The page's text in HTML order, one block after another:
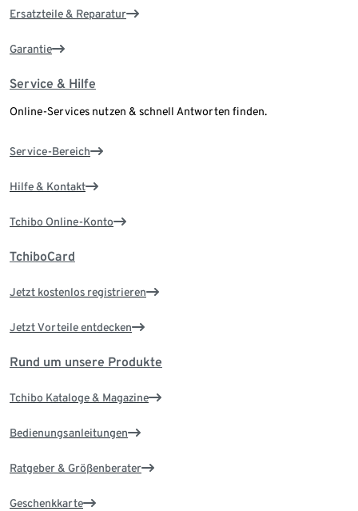
Ersatzteile & Reparatur
Garantie
Service & Hilfe
Online-Services nutzen & schnell Antworten finden.
Service-Bereich
Hilfe & Kontakt
Tchibo Online-Konto
TchiboCard
Jetzt kostenlos registrieren
Jetzt Vorteile entdecken
Rund um unsere Produkte
Tchibo Kataloge & Magazine
Bedienungsanleitungen
Ratgeber & Größenberater
Geschenkkarte